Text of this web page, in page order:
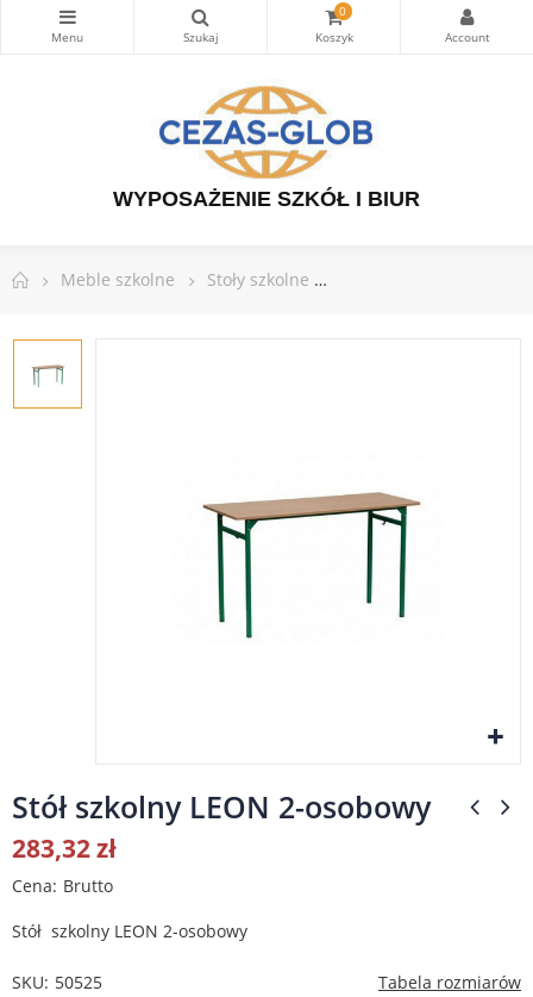
0
WYPOSAŻENIE SZKÓŁ I BIUR
Meble szkolne Stoły szkolne
Stół szkolny LEON 2-osobowy
283,32 zł
Cena Brutto
Stół szkolny LEON 2-osobowy
Tabela rozmiarów
SKU 50525